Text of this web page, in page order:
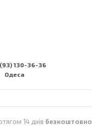
130-36-36
Одеса
14 днів безкоштовно